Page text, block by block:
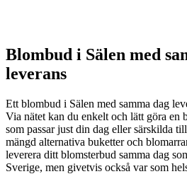
Blombud i Sälen med
leverans
Ett blombud i Sälen med samma dag
Via nätet kan du enkelt och lätt göra en
som passar just din dag eller särskilda tillfälle.
mängd alternativa buketter och
leverera ditt blomsterbud samma dag
Sverige, men givetvis också var som